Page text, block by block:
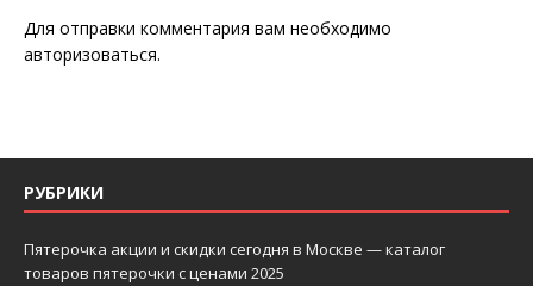
Для отправки комментария вам необходимо
авторизоваться.
РУБРИКИ
Пятерочка акции и скидки сегодня в Москве — каталог
товаров пятерочки с ценами 2025